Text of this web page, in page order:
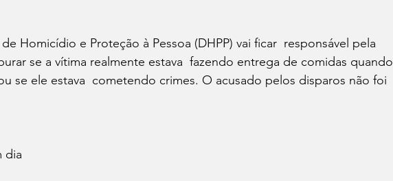
se a vítima realmente estava  fazendo entrega de comidas quando
se ele estava  cometendo crimes. O acusado pelos disparos não foi
dia